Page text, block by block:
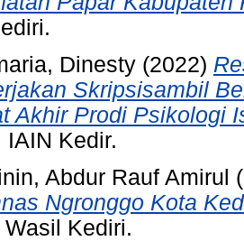
Dinesty (2022)
Skripsisambil
Akhir Prodi Psikologi
IAIN Kedir.
Abdur Rauf Amirul
Ngronggo Kota
Kediri.